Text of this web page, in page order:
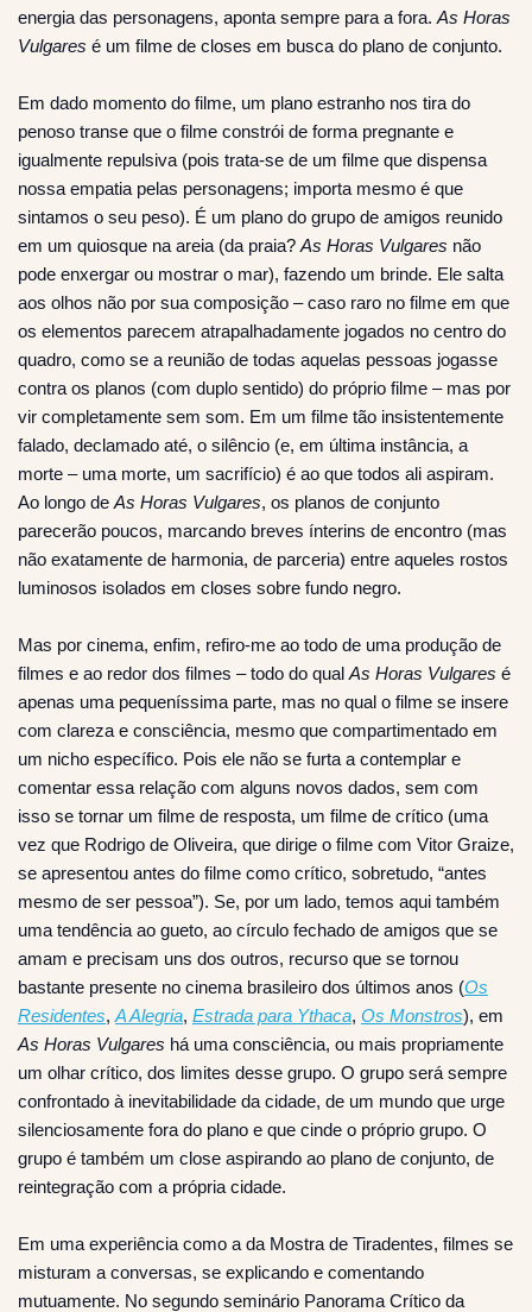
energia das personagens, aponta sempre para a fora. As Horas
Vulgares é um filme de closes em busca do plano de conjunto.
Em dado momento do filme, um plano estranho nos tira do
penoso transe que o filme constrói de forma pregnante e
igualmente repulsiva (pois trata-se de um filme que dispensa
nossa empatia pelas personagens; importa mesmo é que
sintamos o seu peso). É um plano do grupo de amigos reunido
em um quiosque na areia (da praia? As Horas Vulgares não
pode enxergar ou mostrar o mar), fazendo um brinde. Ele salta
aos olhos não por sua composição – caso raro no filme em que
os elementos parecem atrapalhadamente jogados no centro do
quadro, como se a reunião de todas aquelas pessoas jogasse
contra os planos (com duplo sentido) do próprio filme – mas por
vir completamente sem som. Em um filme tão insistentemente
falado, declamado até, o silêncio (e, em última instância, a
morte – uma morte, um sacrifício) é ao que todos ali aspiram.
Ao longo de As Horas Vulgares, os planos de conjunto
parecerão poucos, marcando breves ínterins de encontro (mas
não exatamente de harmonia, de parceria) entre aqueles rostos
luminosos isolados em closes sobre fundo negro.
Mas por cinema, enfim, refiro-me ao todo de uma produção de
filmes e ao redor dos filmes – todo do qual As Horas Vulgares é
apenas uma pequeníssima parte, mas no qual o filme se insere
com clareza e consciência, mesmo que compartimentado em
um nicho específico. Pois ele não se furta a contemplar e
comentar essa relação com alguns novos dados, sem com
isso se tornar um filme de resposta, um filme de crítico (uma
vez que Rodrigo de Oliveira, que dirige o filme com Vitor Graize,
se apresentou antes do filme como crítico, sobretudo, “antes
mesmo de ser pessoa”). Se, por um lado, temos aqui também
uma tendência ao gueto, ao círculo fechado de amigos que se
amam e precisam uns dos outros, recurso que se tornou
bastante presente no cinema brasileiro dos últimos anos (Os
Residentes, A Alegria, Estrada para Ythaca, Os Monstros), em
As Horas Vulgares há uma consciência, ou mais propriamente
um olhar crítico, dos limites desse grupo. O grupo será sempre
confrontado à inevitabilidade da cidade, de um mundo que urge
silenciosamente fora do plano e que cinde o próprio grupo. O
grupo é também um close aspirando ao plano de conjunto, de
reintegração com a própria cidade.
Em uma experiência como a da Mostra de Tiradentes, filmes se
misturam a conversas, se explicando e comentando
mutuamente. No segundo seminário Panorama Crítico da